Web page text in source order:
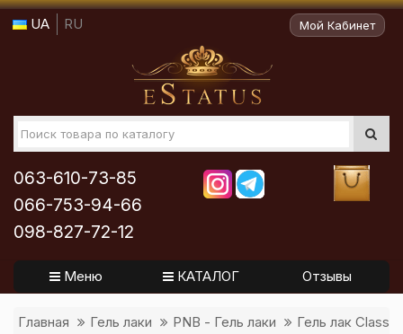
UA RU Мой Кабинет
063-610-73-85
066-753-94-66
098-827-72-12
Меню КАТАЛОГ Отзывы
Главная Гель лаки PNB - Гель лаки Гель лак